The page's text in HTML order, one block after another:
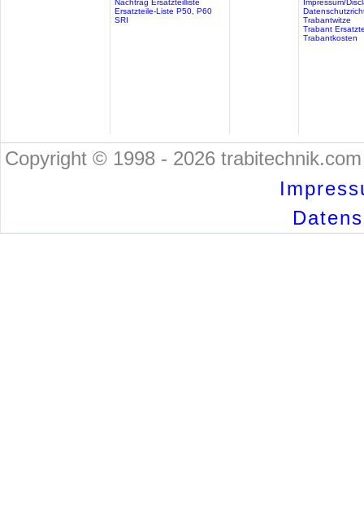
Ersatzteile-Liste P50, P60
SRI
Trabantwitze
Trabant
Trabantkosten
Copyright © 1998 - 2026